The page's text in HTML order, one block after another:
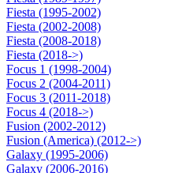
Fiesta (1995-2002)
Fiesta (2002-2008)
Fiesta (2008-2018)
Fiesta (2018->)
Focus 1 (1998-2004)
Focus 2 (2004-2011)
Focus 3 (2011-2018)
Focus 4 (2018->)
Fusion (2002-2012)
Fusion (America) (2012->)
Galaxy (1995-2006)
Galaxy (2006-2016)